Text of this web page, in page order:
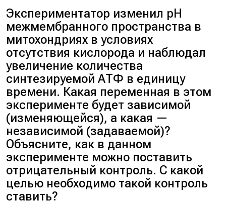
линий, называется
гибридологический.
Варианты ответов:
1: гибридологический
2: гибридизация
Экспериментатор изменил рН
межмембранного пространства в
митохондриях в условиях
отсутствия кислорода и наблюдал
увеличение количества
синтезируемой АТФ в единицу
времени. Какая переменная в этом
эксперименте будет зависимой
(изменяющейся), а какая —
независимой (задаваемой)?
Объясните, как в данном
эксперименте можно поставить
отрицательный контроль. С какой
целью необходимо такой контроль
ставить?